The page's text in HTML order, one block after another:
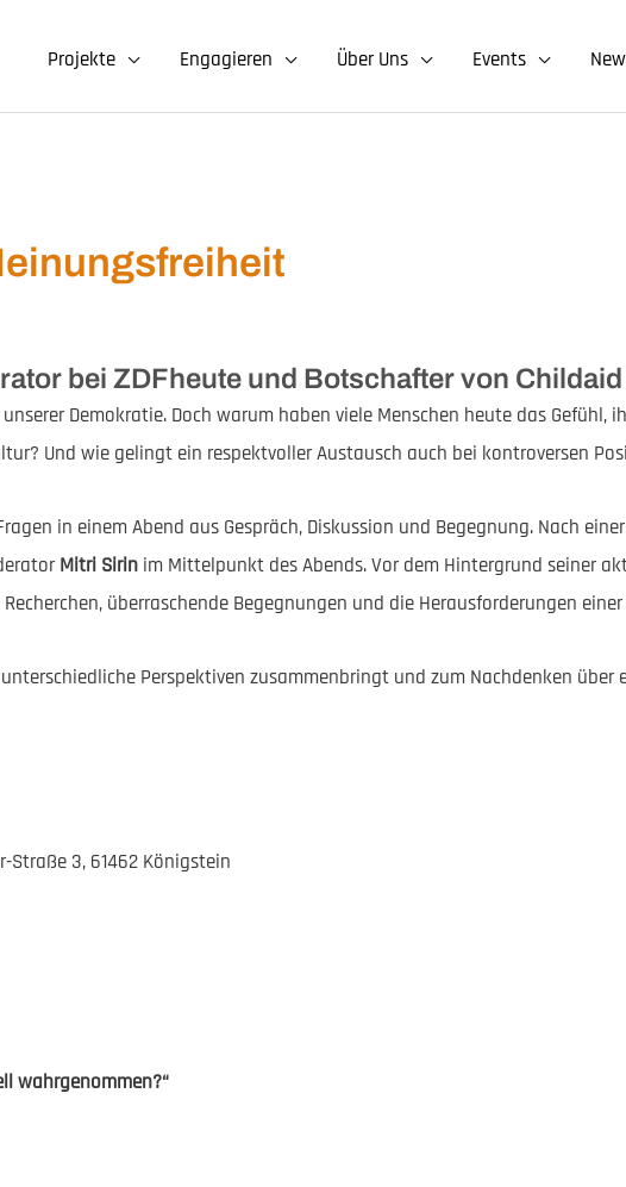
Projekte Engagieren Über Uns Events
bei ZDFheute und Botschafter von
Demokratie. Doch warum haben viele Menschen heute das Gefühl,
Und wie gelingt ein respektvoller Austausch auch bei kontroversen
in einem Abend aus Gespräch, Diskussion und Begegnung. Nach
Mitri Sirin im Mittelpunkt des Abends. Vor dem Hintergrund seiner
überraschende Begegnungen und die Herausforderungen
Perspektiven zusammenbringt und zum Nachdenken
Straße 3, 61462 Königstein
wahrgenommen?“